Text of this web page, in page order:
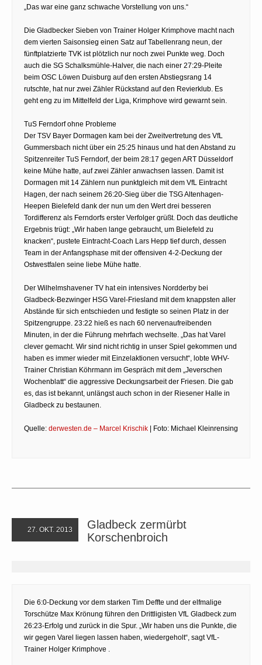
„Das war eine ganz schwache Vorstellung von uns.“
Die Gladbecker Sieben von Trainer Holger Krimphove macht nach
dem vierten Saisonsieg einen Satz auf Tabellenrang neun, der
fünftplatzierte TVK ist plötzlich nur noch zwei Punkte weg. Doch
auch die SG Schalksmühle-Halver, die nach einer 27:29-Pleite
beim OSC Löwen Duisburg auf den ersten Abstiegsrang 14
rutschte, hat nur zwei Zähler Rückstand auf den Revierklub. Es
geht eng zu im Mittelfeld der Liga, Krimphove wird gewarnt sein.
TuS Ferndorf ohne Probleme
Der TSV Bayer Dormagen kam bei der Zweitvertretung des VfL
Gummersbach nicht über ein 25:25 hinaus und hat den Abstand zu
Spitzenreiter TuS Ferndorf, der beim 28:17 gegen ART Düsseldorf
keine Mühe hatte, auf zwei Zähler anwachsen lassen. Damit ist
Dormagen mit 14 Zählern nun punktgleich mit dem VfL Eintracht
Hagen, der nach seinem 26:20-Sieg über die TSG Altenhagen-
Heepen Bielefeld dank der nun um den Wert drei besseren
Tordifferenz als Ferndorfs erster Verfolger grüßt. Doch das deutliche
Ergebnis trügt: „Wir haben lange gebraucht, um Bielefeld zu
knacken“, pustete Eintracht-Coach Lars Hepp tief durch, dessen
Team in der Anfangsphase mit der offensiven 4-2-Deckung der
Ostwestfalen seine liebe Mühe hatte.
Der Wilhelmshavener TV hat ein intensives Nordderby bei
Gladbeck-Bezwinger HSG Varel-Friesland mit dem knappsten aller
Abstände für sich entschieden und festigte so seinen Platz in der
Spitzengruppe. 23:22 hieß es nach 60 nervenaufreibenden
Minuten, in der die Führung mehrfach wechselte. „Das hat Varel
clever gemacht. Wir sind nicht richtig in unser Spiel gekommen und
haben es immer wieder mit Einzelaktionen versucht“, lobte WHV-
Trainer Christian Köhrmann im Gespräch mit dem „Jeverschen
Wochenblatt“ die aggressive Deckungsarbeit der Friesen. Die gab
es, das ist bekannt, unlängst auch schon in der Riesener Halle in
Gladbeck zu bestaunen.
Quelle: derwesten.de – Marcel Krischik | Foto: Michael Kleinrensing
27. OKT. 2013
Gladbeck zermürbt
Korschenbroich
Die 6:0-Deckung vor dem starken Tim Deffte und der elfmalige
Torschütze Max Krönung führen den Drittligisten VfL Gladbeck zum
26:23-Erfolg und zurück in die Spur. „Wir haben uns die Punkte, die
wir gegen Varel liegen lassen haben, wiedergeholt“, sagt VfL-
Trainer Holger Krimphove .